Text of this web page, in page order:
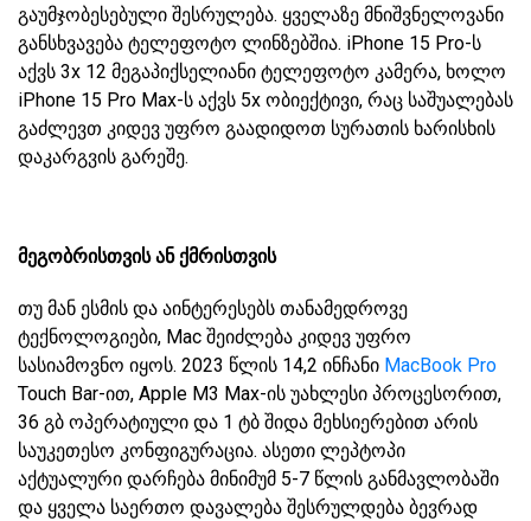
გაუმჯობესებული შესრულება. ყველაზე მნიშვნელოვანი
განსხვავება ტელეფოტო ლინზებშია. iPhone 15 Pro-ს
აქვს 3x 12 მეგაპიქსელიანი ტელეფოტო კამერა, ხოლო
iPhone 15 Pro Max-ს აქვს 5x ობიექტივი, რაც საშუალებას
გაძლევთ კიდევ უფრო გაადიდოთ სურათის ხარისხის
დაკარგვის გარეშე.
მეგობრისთვის ან ქმრისთვის
თუ მან ესმის და აინტერესებს თანამედროვე
ტექნოლოგიები, Mac შეიძლება კიდევ უფრო
სასიამოვნო იყოს. 2023 წლის 14,2 ინჩანი MacBook Pro
Touch Bar-ით, Apple M3 Max-ის უახლესი პროცესორით,
36 გბ ოპერატიული და 1 ტბ შიდა მეხსიერებით არის
საუკეთესო კონფიგურაცია. ასეთი ლეპტოპი
აქტუალური დარჩება მინიმუმ 5-7 წლის განმავლობაში
და ყველა საერთო დავალება შესრულდება ბევრად